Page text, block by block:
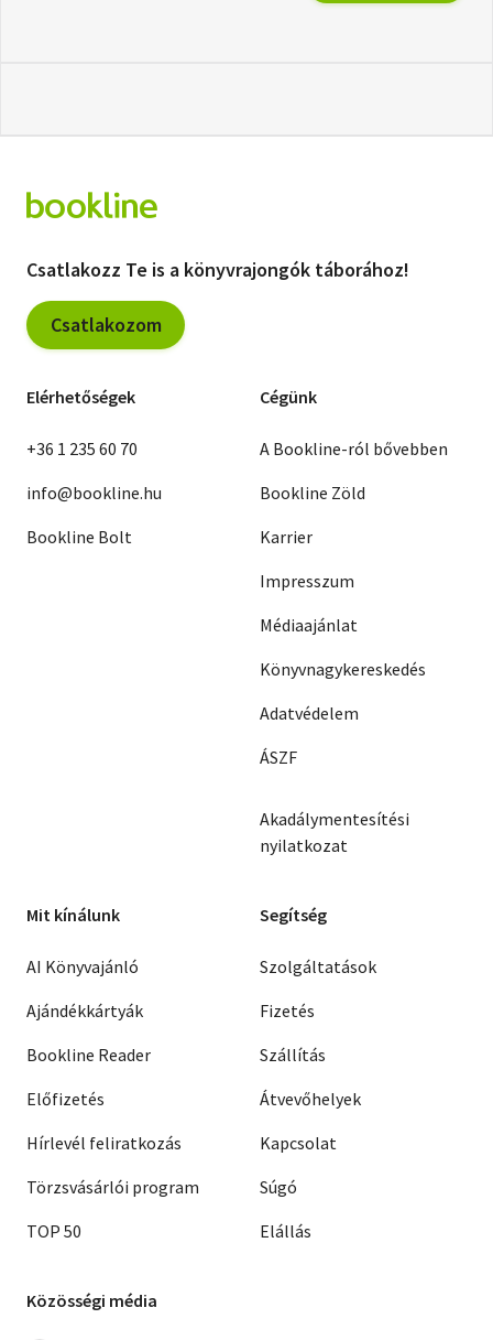
Csatlakozz Te is a könyvrajongók táborához!
Csatlakozom
Elérhetőségek
+36 1 235 60 70
info@bookline.hu
Bookline Bolt
Cégünk
A Bookline-ról bővebben
Bookline Zöld
Karrier
Impresszum
Médiaajánlat
Könyvnagykereskedés
Adatvédelem
ÁSZF
Akadálymentesítési
nyilatkozat
Mit kínálunk
AI Könyvajánló
Ajándékkártyák
Bookline Reader
Előfizetés
Hírlevél feliratkozás
Törzsvásárlói program
TOP 50
Segítség
Szolgáltatások
Fizetés
Szállítás
Átvevőhelyek
Kapcsolat
Súgó
Elállás
Közösségi média